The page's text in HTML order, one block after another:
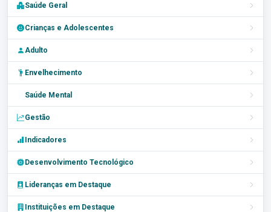
Saúde Geral
Crianças e Adolescentes
Adulto
Envelhecimento
Saúde Mental
Gestão
Indicadores
Desenvolvimento Tecnológico
Lideranças em Destaque
Instituições em Destaque